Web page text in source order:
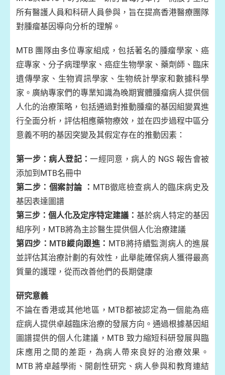
所有醫護人員和科研人員參與，旨在提高香港醫療團隊
對腫瘤基因導向分析的理解。
MTB 團隊由多位專家組成，包括著名的腫瘤學家、癌
症專家、分子病理學家、癌症生物學家、藥劑師、臨床
遺傳學家、生物資訊學家、生物統計學家和數據科學
家。廣納專家們的專業知識為晚期實體腫瘤病人提供個
人化的治療策略，包括通過對推動腫瘤的基因組變異進
行全面分析，評估相應藥物療效，並在四步過程中區分
意義不明的基因突變及其假定存在的推動因素：
第一步：病人登記：一經同意，病人的 NGS 報告會被
添加到MTB名冊中
第二步：個案討論 ： MTB徹底檢查病人的臨床病史及
基因表達圖譜
第三步：個人化及定序特定建議： 基於病人特定的基因
組序列，MTB將為主診醫生提供個人化治療建議
第四步：MTB縱向跟進： MTB將持續監測病人的進展
並評估其治療計劃的有效性，此舉能確保病人獲得最高
質量的護理，從而改善他們的長期健康
研究意義
不論在香港或其他地區，MTB都被認定為一個能為癌
症病人提供卓越臨床治療的發展方向。通過根據基因組
圖譜提供的個人化建議，MTB 致力縮短科研發展與臨
床應用之間的差距，為病人帶來良好的治療效果。
MTB 將卓越學術、開創性研究、病人參與和教育連結